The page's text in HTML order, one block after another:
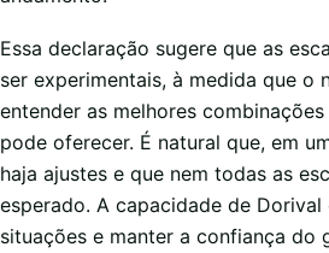
Essa declaração sugere que as
ser experimentais, à medida que o
entender as melhores
pode oferecer. É natural que, em
haja ajustes e que nem todas as
esperado. A capacidade de Dorival
situações e manter a confiança do